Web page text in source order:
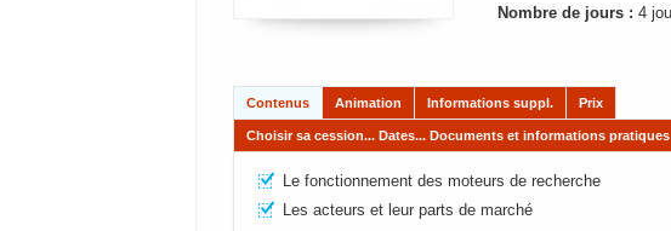
Nombre de jours : 4
Contenus Animation Informations suppl. Prix
Choisir sa cession... Dates... Documents et informations pratiques
Le fonctionnement des moteurs de recherche
Les acteurs et leur parts de marché